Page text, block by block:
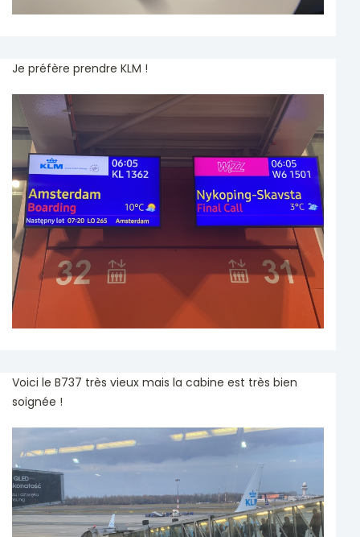
Je préfère prendre KLM !
Voici le B737 très vieux mais la cabine est très bien
soignée !